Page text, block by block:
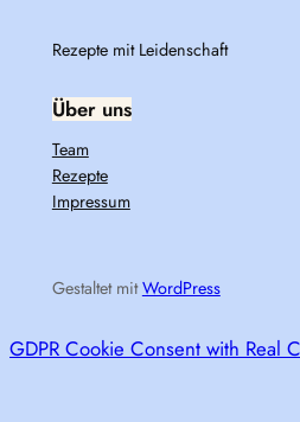
Rezepte mit Leidenschaft
Über uns
Team
Rezepte
Impressum
Gestaltet mitWordPress
GDPR Cookie Consent with Real